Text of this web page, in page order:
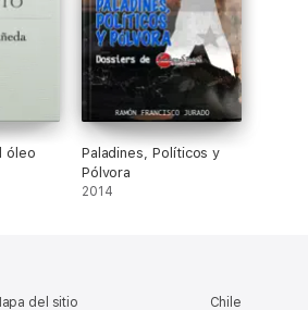
óleo
Paladines, Políticos y
Pólvora
2014
Chile
del sitio